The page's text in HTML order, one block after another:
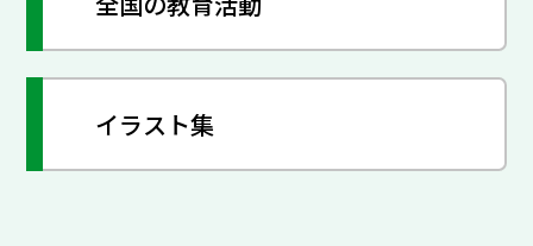
イラスト集